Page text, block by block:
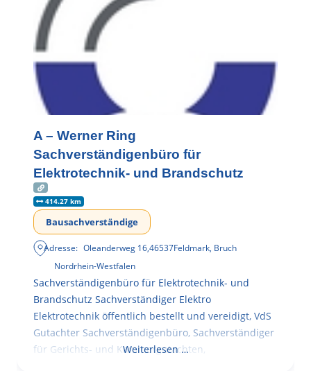
A – Werner Ring
Sachverständigenbüro für
Elektrotechnik- und Brandschutz
414.27 km
Bausachverständige
Adresse: Oleanderweg 16,46537Feldmark, Bruch
Nordrhein-Westfalen
Sachverständigenbüro für Elektrotechnik- und
Brandschutz Sachverständiger Elektro
Elektrotechnik öffentlich bestellt und vereidigt, VdS
Gutachter Sachverständigenbüro, Sachverständiger
für Gerichts- und Kammergutachten,
Weiterlesen …